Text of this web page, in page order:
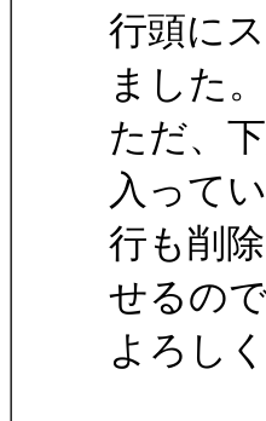
行頭に
ました。
ただ、
入って
行も削
せるので
よろし